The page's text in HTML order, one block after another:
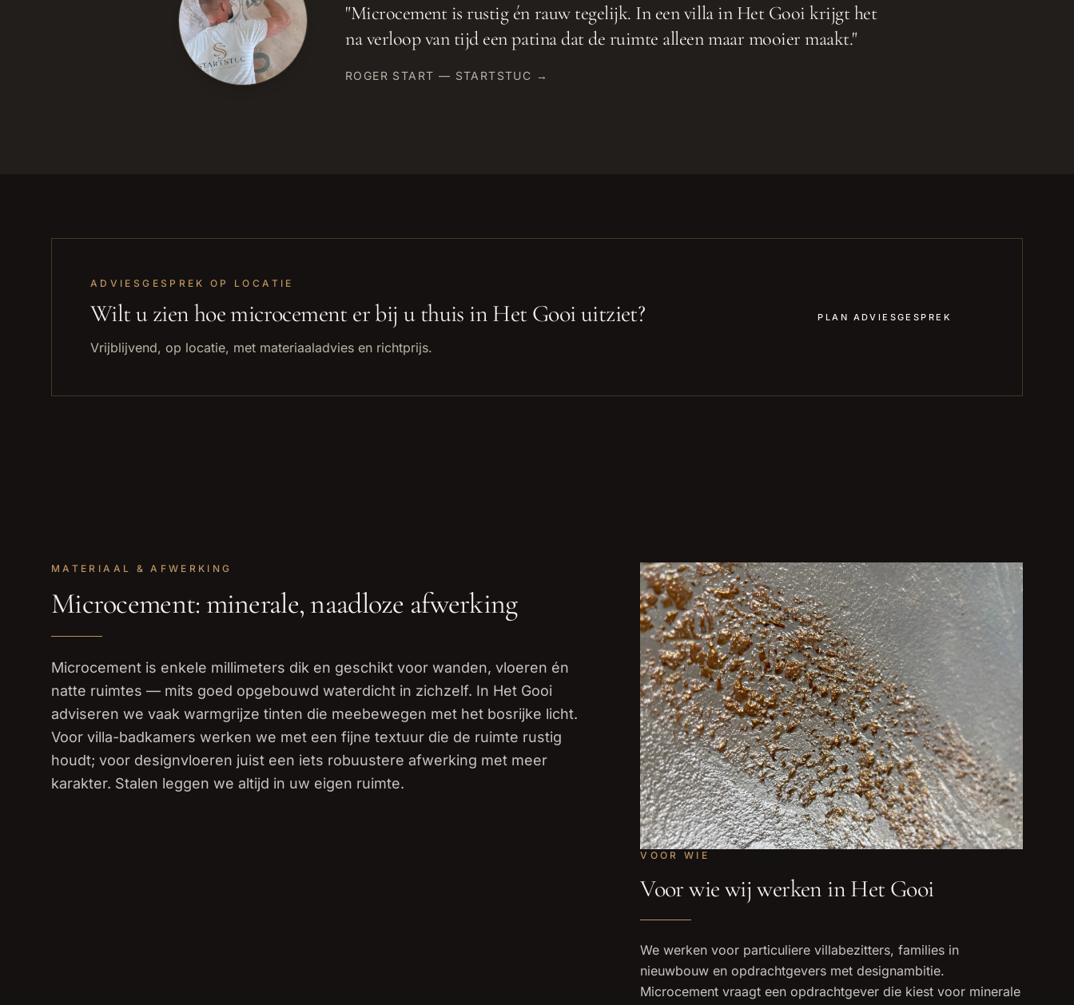
"Microcement is rustig én rauw tegelijk. In een villa in Het Gooi krijgt het
na verloop van tijd een patina dat de ruimte alleen maar mooier maakt."
ROGER START — STARTSTUC →
ADVIESGESPREK OP LOCATIE
Wilt u zien hoemicrocementer bij u thuis inHet Gooiuitziet?
Vrijblijvend, op locatie, met materiaaladvies en richtprijs.
PLAN ADVIESGESPREK
MATERIAAL & AFWERKING
Microcement: minerale, naadloze afwerking
Microcement is enkele millimeters dik en geschikt voor wanden, vloeren én
natte ruimtes — mits goed opgebouwd waterdicht in zichzelf. In Het Gooi
adviseren we vaak warmgrijze tinten die meebewegen met het bosrijke licht.
Voor villa-badkamers werken we met een fijne textuur die de ruimte rustig
houdt; voor designvloeren juist een iets robuustere afwerking met meer
karakter. Stalen leggen we altijd in uw eigen ruimte.
VOOR WIE
Voor wie wij werken in Het Gooi
We werken voor particuliere villabezitters, families in
nieuwbouw en opdrachtgevers met designambitie.
Microcement vraagt een opdrachtgever die kiest voor minerale